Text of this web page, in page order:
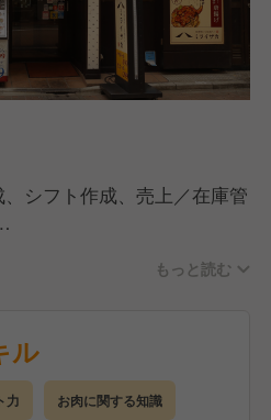
、シフト作成、売上／在庫管
、オーダー受付、料理、ドリ
を完備しているので、店舗
心してスタートできます。
もっと読む
ル
力 お肉に関する知識